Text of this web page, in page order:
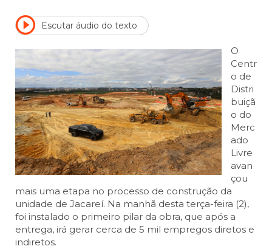
Escutar áudio do texto
O
Centr
o de
Distri
buiçã
o do
Merc
ado
Livre
avan
çou
mais uma etapa no processo de construção da
unidade de Jacareí. Na manhã desta terça-feira (2),
foi instalado o primeiro pilar da obra, que após a
entrega, irá gerar cerca de 5 mil empregos diretos e
indiretos.